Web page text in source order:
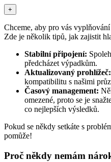
+
Chceme, aby pro vás
Zde je několik tipů, jak zajistit
Stabilní připojení:
předcházet výpadkům.
Aktualizovaný prohlížeč:
kompatibilitu s našimi
Časový management:
omezené, proto se je
co nejlepších výsledků.
Pokud se někdy setkáte s
pomůže!
Proč někdy nemám